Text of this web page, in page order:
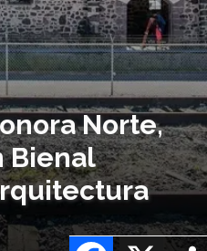
Norte,
Bienal
X
Facebook